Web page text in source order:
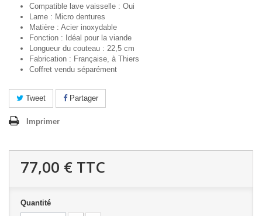
Compatible lave vaisselle : Oui
Lame : Micro dentures
Matière : Acier inoxydable
Fonction : Idéal pour la viande
Longueur du couteau : 22,5 cm
Fabrication : Française, à Thiers
Coffret vendu séparément
Tweet Partager
Imprimer
77,00 € TTC
Quantité